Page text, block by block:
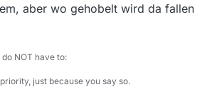
aber wo gehobelt wird da fallen
NOT have to:
just because you say so.